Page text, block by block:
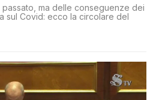
ma delle conseguenze dei
sul Covid: ecco la circolare del